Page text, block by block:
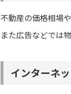
不動産の価格相場
また広告などでは
インターネ